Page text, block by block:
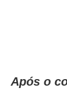
Após o